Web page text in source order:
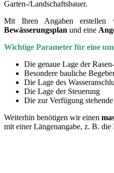
Garten-/Landschaftsbauer.
Mit Ihren Angaben erstellen
Bewässerungsplan und eine
Wichtige Parameter für eine
Die genaue Lage der
Besondere bauliche
Die Lage des
Die Lage der Steuerung
Die zur Verfügung stehende
Weiterhin benötigen wir einen
mit einer Längenangabe, z. B. die